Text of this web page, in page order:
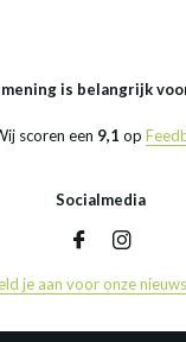
mening is belangrijk
scoren een 9,1 op
Socialmedia
je aan voor onze